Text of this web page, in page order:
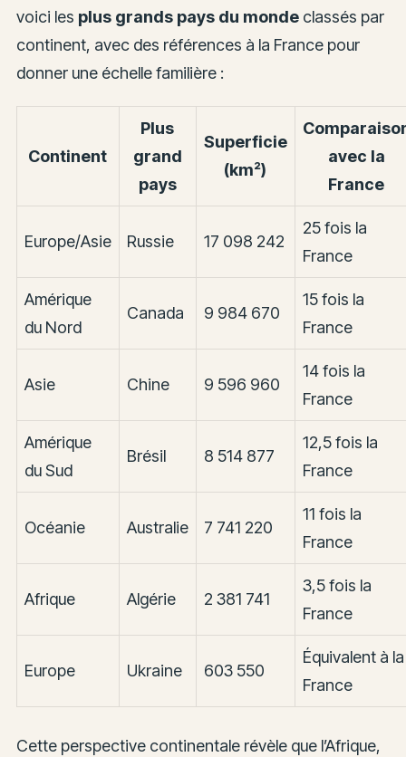
voici les plus grands pays du mondeclassés par
continent, avec des références à la France pour
donner une échelle familière :
Continent
Plus
grand
pays
Superficie
(km²)
avec la
France
Europe/Asie Russie 17 098 242
25 fois la
France
Amérique
du Nord
Canada 9 984 670
15 fois la
France
Asie Chine 9 596 960
14 fois la
France
Amérique
du Sud
Brésil 8 514 877
12,5 fois la
France
Océanie Australie 7 741 220
11 fois la
France
Afrique Algérie 2 381 741
3,5 fois la
France
Europe Ukraine 603 550
Équivalent à la
France
Cette perspective continentale révèle que l’Afrique,